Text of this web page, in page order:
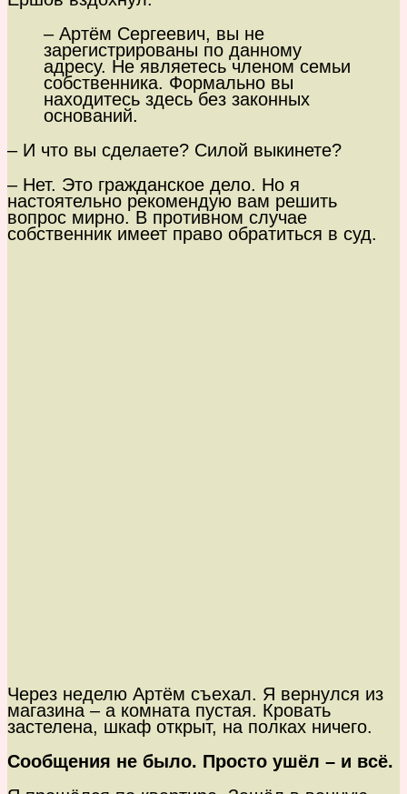
– Артём Сергеевич, вы не
зарегистрированы по данному
адресу. Не являетесь членом семьи
собственника. Формально вы
находитесь здесь без законных
оснований.
– И что вы сделаете? Силой выкинете?
– Нет. Это гражданское дело. Но я
настоятельно рекомендую вам решить
вопрос мирно. В противном случае
собственник имеет право обратиться в суд.
Через неделю Артём съехал. Я вернулся из
магазина – а комната пустая. Кровать
застелена, шкаф открыт, на полках ничего.
Сообщения не было. Просто ушёл – и всё.